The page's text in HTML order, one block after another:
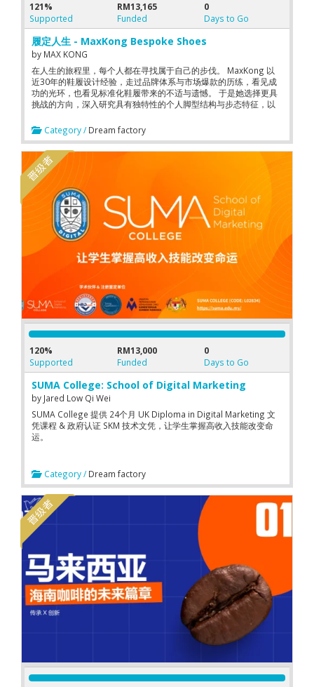
121%
Supported
RM13,165
Funded
0
Days to Go
履定人生 - MaxKong Bespoke Shoes
by MAX KONG
在人生的旅程里，每个人都在寻找属于自己的步伐。 MaxKong 以
近30年的鞋履设计经验，走过品牌体系与市场爆款的历练，看见成
功的光环，也看见标准化鞋履带来的不适与遗憾。 于是她选择更具
挑战的方向，深入研究具有独特性的个人脚型结构与步态特征，以
履。 今天，MaxKong Bespoke Shoes 不只是一个定制品牌，更象
征一种坚持品质、女性创业与国际视野的力量。 未来的每一步，期
待大众支持与众筹同行，让源自匠心的专属定制，走向更广阔的世
界舞台。
Category / Dream factory
120%
Supported
RM13,000
Funded
0
Days to Go
SUMA College: School of Digital Marketing
by Jared Low Qi Wei
SUMA College 提供 24个月 UK Diploma in Digital Marketing 文
凭课程 & 政府认证 SKM 技术文凭，让学生掌握高收入技能改变命
运。
Category / Dream factory